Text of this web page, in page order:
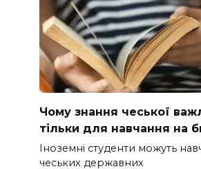
Чому знання чеської
тільки для навчання на
Іноземні студенти можуть
чеських державних